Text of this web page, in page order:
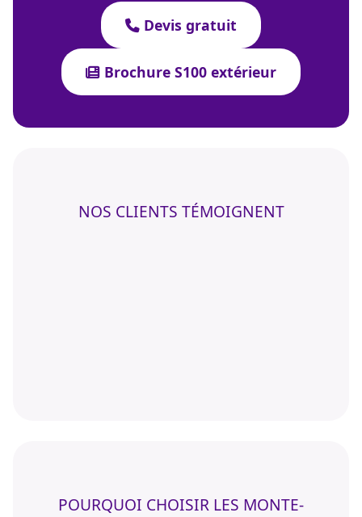
Devis gratuit
Brochure S100 extérieur
NOS CLIENTS TÉMOIGNENT
POURQUOI CHOISIR LES MONTE-